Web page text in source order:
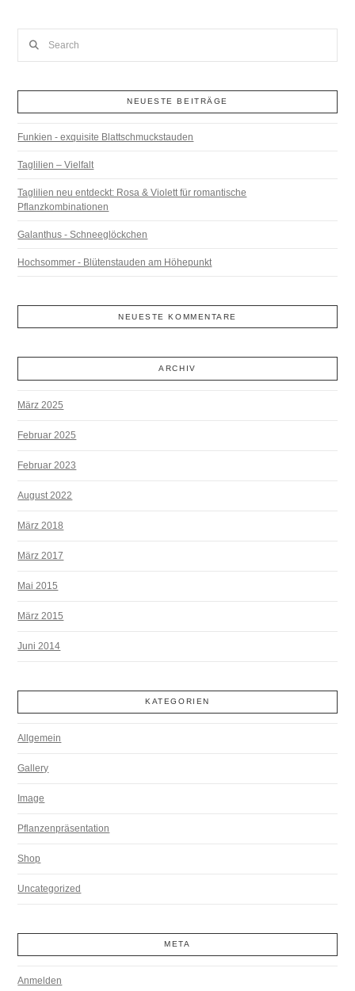
NEUESTE BEITRÄGE
Funkien - exquisite Blattschmuckstauden
Taglilien – Vielfalt
Taglilien neu entdeckt: Rosa & Violett für romantische
Pflanzkombinationen
Galanthus - Schneeglöckchen
Hochsommer - Blütenstauden am Höhepunkt
NEUESTE KOMMENTARE
ARCHIV
März 2025
Februar 2025
Februar 2023
August 2022
März 2018
März 2017
Mai 2015
März 2015
Juni 2014
KATEGORIEN
Allgemein
Gallery
Image
Pflanzenpräsentation
Shop
Uncategorized
META
Anmelden